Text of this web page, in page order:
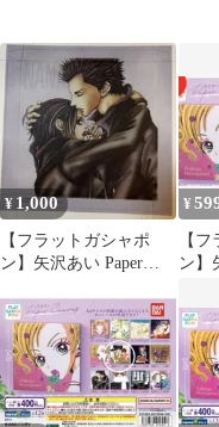
¥ 1,000
【フラットガシャポ
ン】矢沢あい Paper
¥
【
ン】